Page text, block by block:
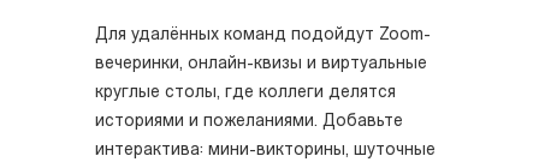
Для удалённых команд подойдут Zoom-
вечеринки, онлайн-квизы и виртуальные
круглые столы, где коллеги делятся
историями и пожеланиями. Добавьте
интерактива: мини-викторины, шуточные